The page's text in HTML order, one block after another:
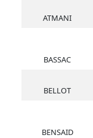
ATMANI
BASSAC
BELLOT
BENSAID